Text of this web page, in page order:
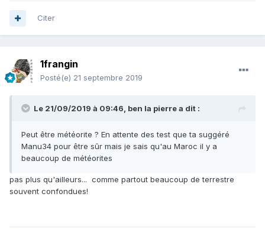
Citer
1frangin
Posté(e) 21 septembre 2019
Le 21/09/2019 à 09:46, ben la pierrea dit :
Peut être météorite ? En attente des test que ta suggéré
Manu34 pour être sûr mais je sais qu'au Maroc il y a
beaucoup de météorites
pas plus qu'ailleurs... comme partout beaucoup de terrestre
souvent confondues!